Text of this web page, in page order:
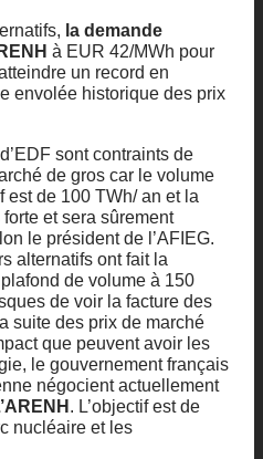
la demande
à EUR 42/MWh pour
un record en
envolée historique des prix
sont contraints de
de gros car le volume
de 100 TWh/ an et la
et sera sûrement
le président de l’AFIEG.
alternatifs ont fait la
de volume à 150
de voir la facture des
suite des prix de marché
que peuvent avoir les
le gouvernement français
négocient actuellement
. L’objectif est de
nucléaire et les